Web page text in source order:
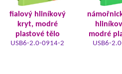
fialový hliníkový
kryt, modré
plastové tělo
USB6-2.0-0914-2
modré
USB6-